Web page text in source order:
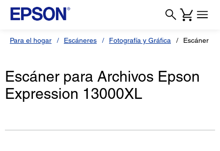
Para el hogar Escáneres Fotografía y Gráfica Escáner
Escáner para Archivos Epson
Expression 13000XL